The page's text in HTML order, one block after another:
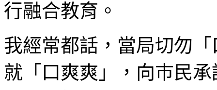
行融合教育。
我經常都話，當局切勿
就「口爽爽」，向巿民